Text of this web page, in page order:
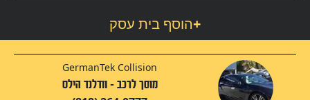
הוסף בית עסק+
GermanTek Collision
מוסך לרכב - וודלנד הילס